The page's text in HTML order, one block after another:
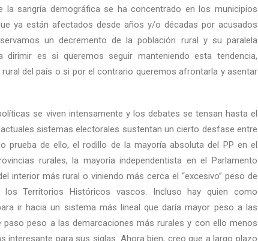
la sangría demográfica se ha concentrado en los municipios
ya están afectados desde años y/o décadas por acusados
un decremento de la población rural y su paralela
es si queremos seguir manteniendo esta tendencia,
del país o si por el contrario queremos afrontarla y asentar
se viven intensamente y los debates se tensan hasta el
sistemas electorales sustentan un cierto desfase entre
de ello, el rodillo de la mayoría absoluta del PP en el
rurales, la mayoría independentista en el Parlamento
interior más rural o viniendo más cerca el “excesivo” peso de
Territorios Históricos vascos. Incluso hay quien como
ir hacia un sistema más lineal que daría mayor peso a las
peso a las demarcaciones más rurales y con ello menos
interesante para sus siglas. Ahora bien, creo que a largo plazo